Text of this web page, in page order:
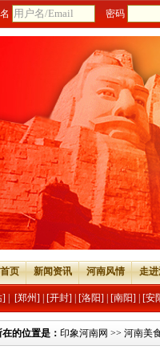
密码
页 新闻资讯 河南风情 走
] [郑州] [开封] [洛阳] [南阳] [安
的位置是： 印象河南网 >> 河南美